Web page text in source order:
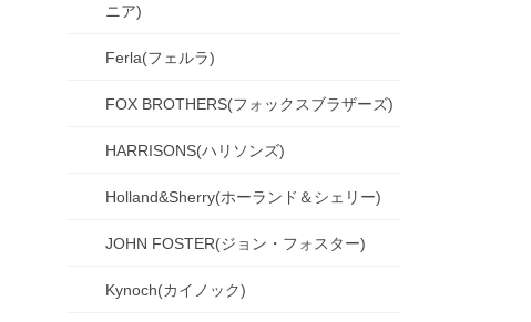
ニア)
Ferla(フェルラ)
FOX BROTHERS(フォックスブラザーズ)
HARRISONS(ハリソンズ)
Holland&Sherry(ホーランド＆シェリー)
JOHN FOSTER(ジョン・フォスター)
Kynoch(カイノック)